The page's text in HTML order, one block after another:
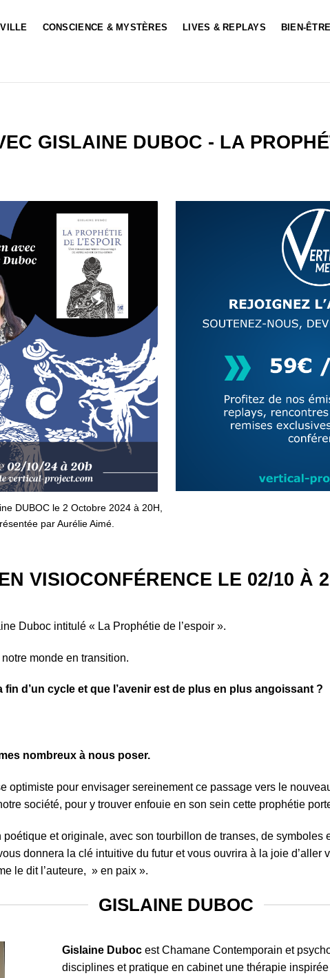
CONSCIENCE & MYSTÈRES LIVES & REPLAYS BIEN-
GISLAINE DUBOC - LA
DUBOC le 2 Octobre 2024 à 20H,
par Aurélie Aimé.
VISIOCONFÉRENCE LE 02/10 À
Duboc intitulé « La Prophétie de l’espoir ».
monde en transition.
d’un cycle et que l’avenir est de plus en plus angoissant ?
nombreux à nous poser.
optimiste pour envisager sereinement ce passage vers le
société, pour y trouver enfouie en son sein cette prophétie
et originale, avec son tourbillon de transes, de symboles
donnera la clé intuitive du futur et vous ouvrira à la joie d’aller
le dit l’auteure, » en paix ».
GISLAINE DUBOC
Gislaine Duboc est Chamane Contemporain et
disciplines et pratique en cabinet une thérapie